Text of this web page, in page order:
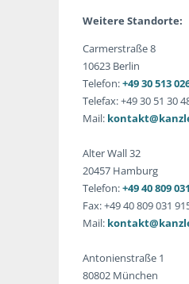
Weitere Standorte:
Carmerstraße 8
10623 Berlin
Telefon:+49 30 513
Telefax: +49 30 51 30
Mail:
Alter Wall 32
20457 Hamburg
Telefon:+49 40 809
Fax: +49 40 809 031
Mail:
Antonienstraße 1
80802 München